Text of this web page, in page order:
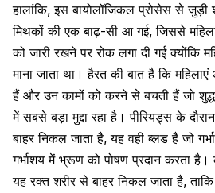
हालांकि, इस बायोलॉजिकल प्रोसेस से जुड़ी
मिथकों की एक बाढ़-सी आ गई, जिससे महिलाओं
को जारी रखने पर रोक लगा दी गई क्योंकि
माना जाता था। हैरत की बात है कि
हैं और उन कामों को करने से बचती हैं जो
में सबसे बड़ा मुद्दा रहा है। पीरियड्स के
बाहर निकल जाता है, यह वही ब्लड है जो
गर्भाशय में भ्रूण को पोषण प्रदान करता
यह रक्त शरीर से बाहर निकल जाता है,